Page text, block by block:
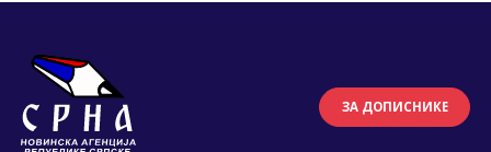
ЗА ДОПИСНИКЕ